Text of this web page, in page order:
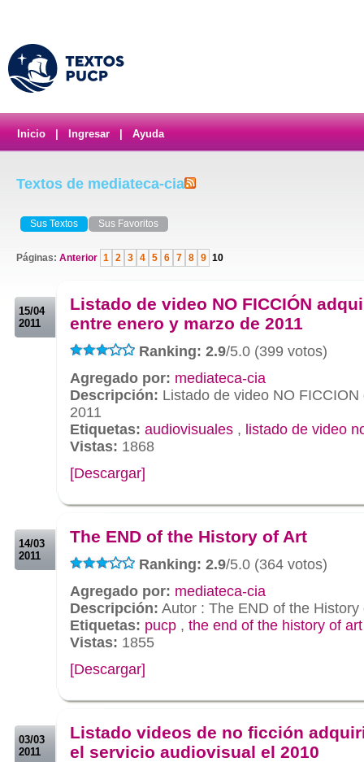
Inicio Ingresar Ayuda
Textos de mediateca-cia
Sus Textos Sus Favoritos
Páginas: Anterior 1 2 3 4 5 6 7 8 9 10
15/04
2011
Listado de video NO FICCIÓN
entre enero y marzo de 2011
Ranking: 2.9/5.0 (399 votos)
Agregado por: mediateca-cia
Descripción: Listado de video NO
2011
Etiquetas: audiovisuales , listado de video
Vistas: 1868
[Descargar]
14/03
2011
The END of the History of Art
Ranking: 2.9/5.0 (364 votos)
Agregado por: mediateca-cia
Descripción: Autor : The END of the History
Etiquetas: pucp , the end of the history of art
Vistas: 1855
[Descargar]
03/03
2011
Listado videos de no ficción
el servicio audiovisual el 2010